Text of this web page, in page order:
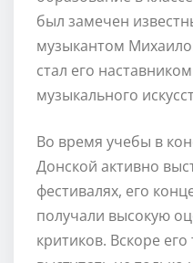
был замечен
музыкантом
стал его
музыкального
Во время учебы в
Донской активно
фестивалях, его
получали высокую
критиков. Вскоре